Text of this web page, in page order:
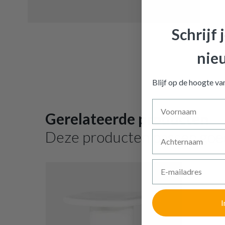
Gerelateerde producten
Deze producten passen
Schrijf
Blijf op de hoogte